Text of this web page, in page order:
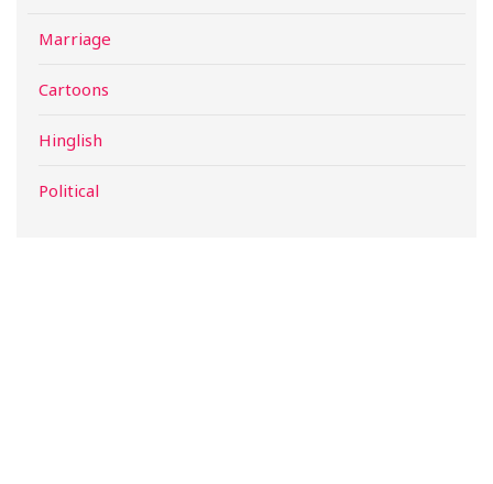
Marriage
Cartoons
Hinglish
Political